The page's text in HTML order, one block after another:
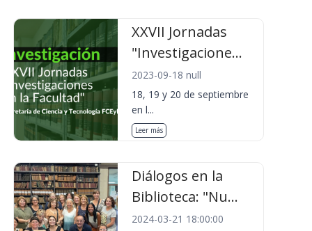
XXVII Jornadas
"Investigacione...
2023-09-18 null
18, 19 y 20 de septiembre
en l...
Leer más
Diálogos en la
Biblioteca: "Nu...
2024-03-21 18:00:00